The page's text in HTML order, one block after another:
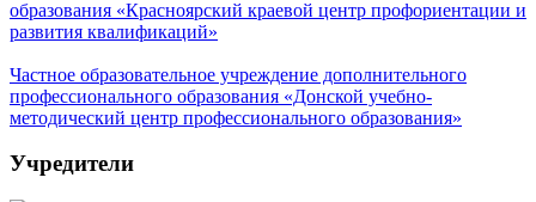
образования «Красноярский краевой центр профориентации и
развития квалификаций»
Частное образовательное учреждение дополнительного
профессионального образования «Донской учебно-
методический центр профессионального образования»
Учредители